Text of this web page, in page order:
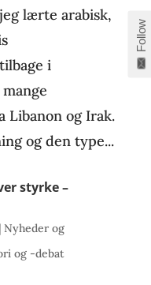
lærte arabisk,
i
Libanon og Irak.
og den type...
styrke –
Nyheder og
og -debat
Follow